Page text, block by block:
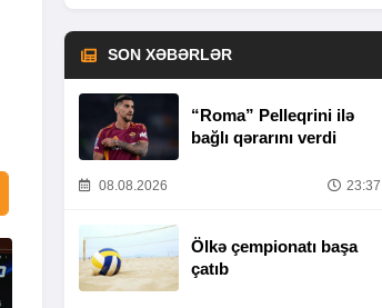
SON XƏBƏRLƏR
“Roma” Pelleqrini ilə
bağlı qərarını verdi
08.08.2026 23:37
Ölkə çempionatı başa
çatıb